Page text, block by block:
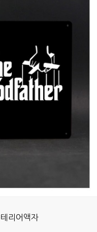
리어액자